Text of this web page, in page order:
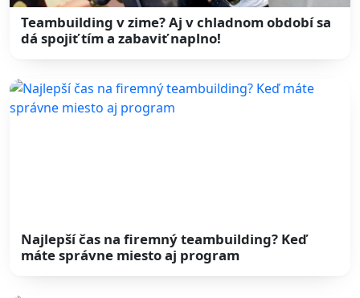
Teambuilding v zime? Aj v chladnom období sa
dá spojiť tím a zabaviť naplno!
Najlepší čas na firemný teambuilding? Keď
máte správne miesto aj program